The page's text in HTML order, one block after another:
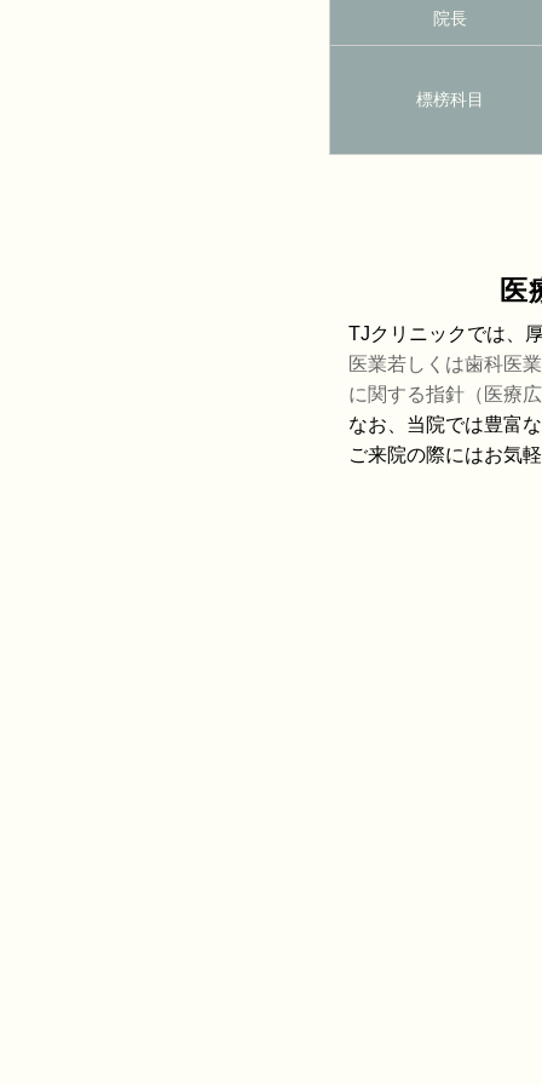
院長
標榜科目
医
TJクリニックでは、
医業若しくは歯科医
に関する指針（医療
なお、当院では豊富
ご来院の際にはお気